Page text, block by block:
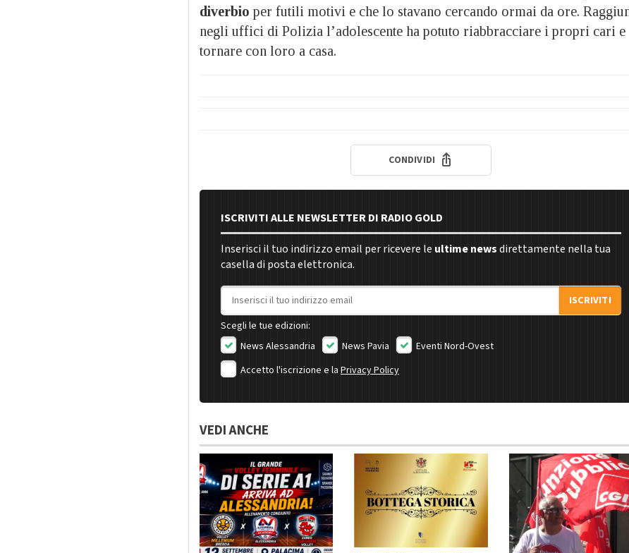
diverbio per futili motivi e che lo stavano cercando ormai da ore.
negli uffici di Polizia l’adolescente ha potuto riabbracciare i propri cari e
tornare con loro a casa.
CONDIVIDI
ISCRIVITI ALLE NEWSLETTER DI RADIO GOLD
Inserisci il tuo indirizzo email per ricevere le ultime newsdirettamente nella tua
casella di posta elettronica.
Indirizzo email
ISCRIVITI
Scegli le tue edizioni:
News Alessandria
News Pavia
Eventi Nord-Ovest
Accetto l'iscrizione e la Privacy Policy
VEDI ANCHE